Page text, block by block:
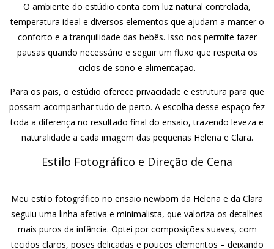
O ambiente do estúdio conta com luz natural controlada,
temperatura ideal e diversos elementos que ajudam a manter o
conforto e a tranquilidade das bebês. Isso nos permite fazer
pausas quando necessário e seguir um fluxo que respeita os
ciclos de sono e alimentação.
Para os pais, o estúdio oferece privacidade e estrutura para que
possam acompanhar tudo de perto. A escolha desse espaço fez
toda a diferença no resultado final do ensaio, trazendo leveza e
naturalidade a cada imagem das pequenas Helena e Clara.
Estilo Fotográfico e Direção de Cena
Meu estilo fotográfico no ensaio newborn da Helena e da Clara
seguiu uma linha afetiva e minimalista, que valoriza os detalhes
mais puros da infância. Optei por composições suaves, com
tecidos claros, poses delicadas e poucos elementos – deixando